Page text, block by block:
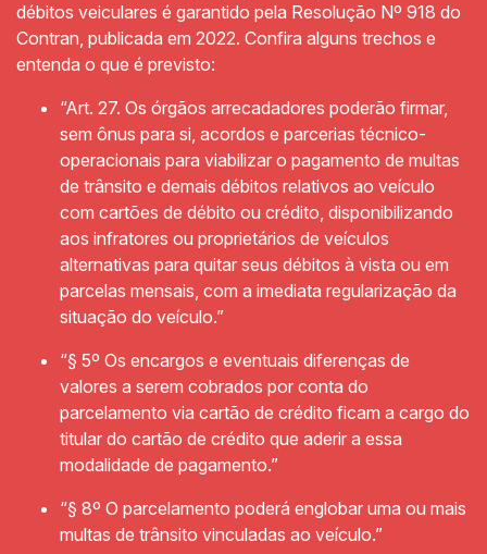
débitos veiculares é garantido pela Resolução Nº 918 do
Contran, publicada em 2022. Confira alguns trechos e
entenda o que é previsto:
“Art. 27. Os órgãos arrecadadores poderão firmar,
sem ônus para si, acordos e parcerias técnico-
operacionais para viabilizar o pagamento de multas
de trânsito e demais débitos relativos ao veículo
com cartões de débito ou crédito, disponibilizando
aos infratores ou proprietários de veículos
alternativas para quitar seus débitos à vista ou em
parcelas mensais, com a imediata regularização da
situação do veículo.”
“§ 5º Os encargos e eventuais diferenças de
valores a serem cobrados por conta do
parcelamento via cartão de crédito ficam a cargo do
titular do cartão de crédito que aderir a essa
modalidade de pagamento.”
“§ 8º O parcelamento poderá englobar uma ou mais
multas de trânsito vinculadas ao veículo.”